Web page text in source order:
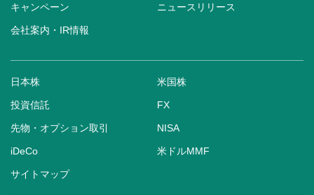
キャンペーン ニュースリリース
会社案内・IR情報
日本株 米国株
投資信託 FX
先物・オプション取引 NISA
iDeCo 米ドルMMF
サイトマップ